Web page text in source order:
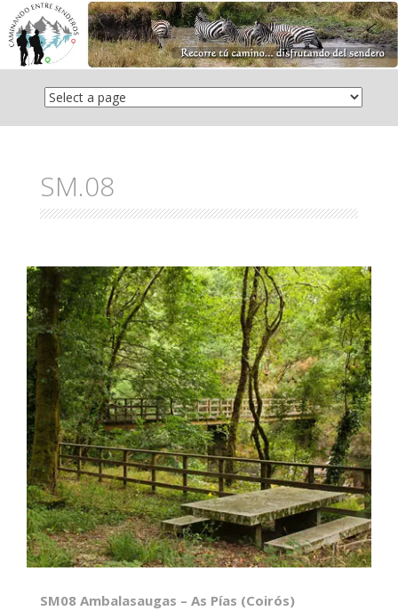
Saltar
contenido
SM.08
SM08 Ambalasaugas – As Pías (Coirós)